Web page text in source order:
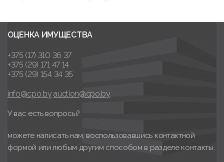
ОЦЕНКА ИМУЩЕСТВА
+375 (17) 310 36 37
+375 (29) 171 47 14
+375 (29) 154 34 35
info@cpo.by auction@cpo.by
У вас есть вопросы?
можете написать нам, воспользовавшись контактной
формой или любым другим способом в разделе контакты.